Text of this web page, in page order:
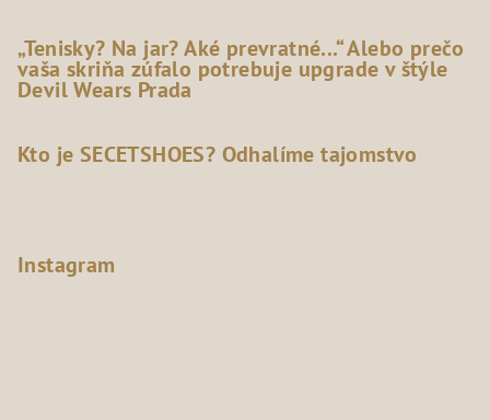
„Tenisky? Na jar? Aké prevratné...“ Alebo prečo
vaša skriňa zúfalo potrebuje upgrade v štýle
Devil Wears Prada
Kto je SECETSHOES? Odhalíme tajomstvo
Instagram